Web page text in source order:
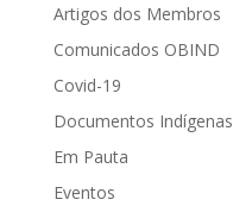
Artigos dos Membros
Comunicados OBIND
Covid-19
Documentos Indígenas
Em Pauta
Eventos